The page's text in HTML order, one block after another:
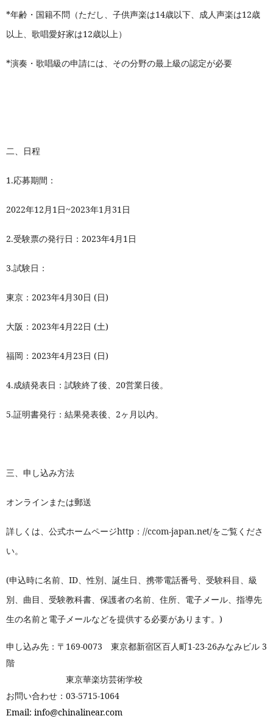
*年齢・国籍不問（ただし、子供声楽は14歳以下、成人声楽は12歳
以上、歌唱愛好家は12歳以上）
*演奏・ 歌唱級の申請には、その分野の最上級の認定が必要
二、日程
1.応募期間：
2022年12月 1日~2023年1月31日
2.受験票の発行日：2023年4月1日
3.試験日：
東京： 2023年4月30日 (日)
大阪： 2023年4月22日 (土)
福岡： 2023年4月23日 (日)
4.成績発表日：試験終了後、 20営業日後。
5.証明書発行：結果発表後、2ヶ月以内。
三、 申し込み方法
オンラインまたは郵送
詳しくは、公式ホームページhttp ： //ccom-japan.net/をご覧くださ
い。
(申込時に名前、ID、性別、誕生日、携帯電話番号、受験科目、級
別、曲目、受験教科書、保護者の名前、住所、電子メール、指導先
生の名前と電子メールなどを提供する必要があります。)
申し込み先：〒169-0073 東京都新宿区百人町1-23-26みなみビル 3
階
東京華楽坊芸術学校
お問い合わせ：03-5715-1064
Email: info@chinalinear.com